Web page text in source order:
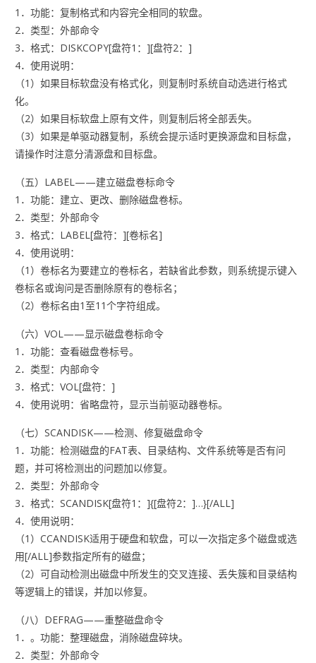
1．功能：复制格式和内容完全相同的软盘。
2．类型：外部命令
3．格式：DISKCOPY[盘符1：][盘符2：]
4．使用说明：
（1）如果目标软盘没有格式化，则复制时系统自动选进行格式
化。
（2）如果目标软盘上原有文件，则复制后将全部丢失。
（3）如果是单驱动器复制，系统会提示适时更换源盘和目标盘，
请操作时注意分清源盘和目标盘。
（五）LABEL——建立磁盘卷标命令
1．功能：建立、更改、删除磁盘卷标。
2．类型：外部命令
3．格式：LABEL[盘符：][卷标名]
4．使用说明：
（1）卷标名为要建立的卷标名，若缺省此参数，则系统提示键入
卷标名或询问是否删除原有的卷标名；
（2）卷标名由1至11个字符组成。
（六）VOL——显示磁盘卷标命令
1．功能：查看磁盘卷标号。
2．类型：内部命令
3．格式：VOL[盘符：]
4．使用说明：省略盘符，显示当前驱动器卷标。
（七）SCANDISK——检测、修复磁盘命令
1．功能：检测磁盘的FAT表、目录结构、文件系统等是否有问
题，并可将检测出的问题加以修复。
2．类型：外部命令
3．格式：SCANDISK[盘符1：]{[盘符2：]…}[/ALL]
4．使用说明：
（1）CCANDISK适用于硬盘和软盘，可以一次指定多个磁盘或选
用[/ALL]参数指定所有的磁盘；
（2）可自动检测出磁盘中所发生的交叉连接、丢失簇和目录结构
等逻辑上的错误，并加以修复。
（八）DEFRAG——重整磁盘命令
1．。功能：整理磁盘，消除磁盘碎块。
2．类型：外部命令